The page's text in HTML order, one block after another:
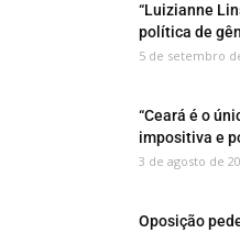
“Luizianne
política de
5 de setembro
“Ceará é o
impositiva e
3 de agosto de
Oposição